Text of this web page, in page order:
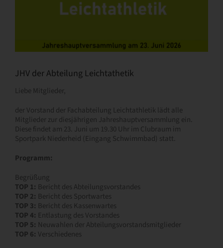
JHV der Abteilung Leichtathetik
Liebe Mitglieder,
der Vorstand der Fachabteilung Leichtathletik lädt alle
Mitglieder zur diesjährigen Jahreshauptversammlung ein.
Diese findet am 23. Juni um 19.30 Uhr im Clubraum im
Sportpark Niederheid (Eingang Schwimmbad) statt.
Programm:
Begrüßung
TOP 1: Bericht des Abteilungsvorstandes
TOP 2: Bericht des Sportwartes
TOP 3: Bericht des Kassenwartes
TOP 4: Entlastung des Vorstandes
TOP 5: Neuwahlen der Abteilungsvorstandsmitglieder
TOP 6: Verschiedenes